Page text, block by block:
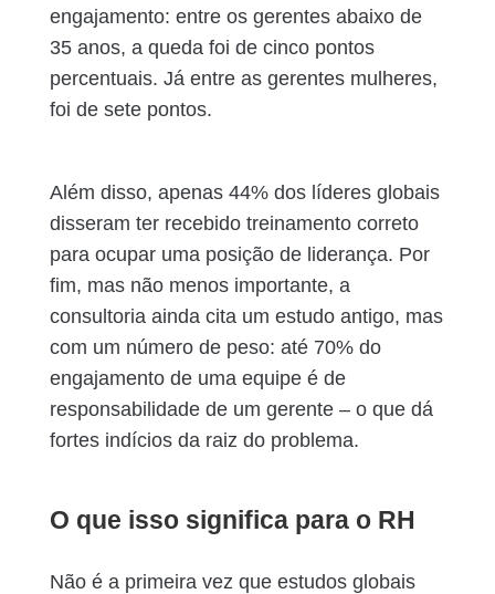
engajamento: entre os gerentes abaixo de
35 anos, a queda foi de cinco pontos
percentuais. Já entre as gerentes mulheres,
foi de sete pontos.
Além disso, apenas 44% dos líderes globais
disseram ter recebido treinamento correto
para ocupar uma posição de liderança. Por
fim, mas não menos importante, a
consultoria ainda cita um estudo antigo, mas
com um número de peso: até 70% do
engajamento de uma equipe é de
responsabilidade de um gerente – o que dá
fortes indícios da raiz do problema.
O que isso significa para o RH
Não é a primeira vez que estudos globais